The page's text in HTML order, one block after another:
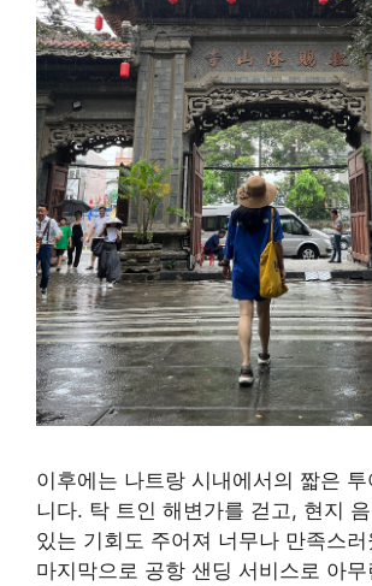
이후에는 나트랑 시내에서의 짧은
니다. 탁 트인 해변가를 걷고, 현지
있는 기회도 주어져 너무나 만족스
마지막으로 공항 샌딩 서비스로 아